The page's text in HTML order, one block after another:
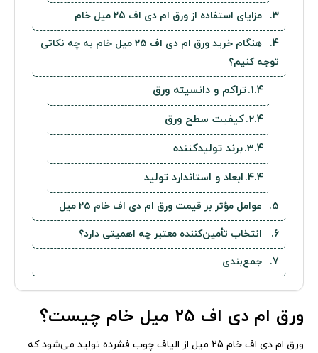
مزایای استفاده از ورق ام دی اف 25 میل خام
هنگام خرید ورق ام دی اف 25 میل خام به چه نکاتی
توجه کنیم؟
تراکم و دانسیته ورق
کیفیت سطح ورق
برند تولیدکننده
ابعاد و استاندارد تولید
عوامل مؤثر بر قیمت ورق ام دی اف خام 25 میل
انتخاب تأمین‌کننده معتبر چه اهمیتی دارد؟
جمع‌بندی
ورق ام دی اف 25 میل خام چیست؟
ورق ام دی اف خام 25 میل از الیاف چوب فشرده تولید می‌شود که